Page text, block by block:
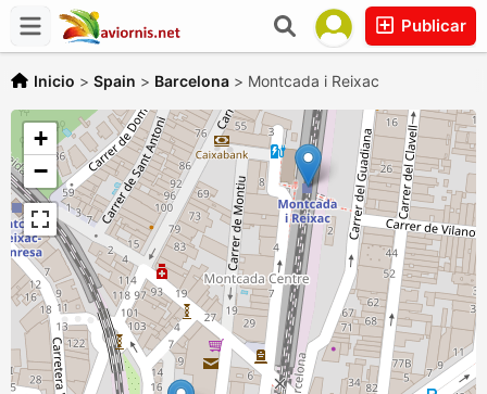
Publicar
Inicio > Spain > Barcelona > Montcada i Reixac
+
−